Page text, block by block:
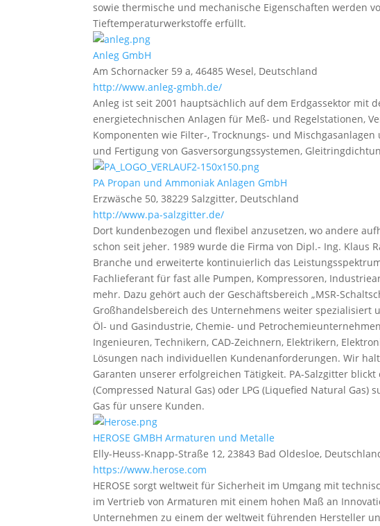
sowie thermische und mechanische Eigenschaften werden
Tieftemperaturwerkstoffe erfüllt.
Anleg GmbH
Am Schornacker 59 a, 46485 Wesel, Deutschland
http://www.anleg-gmbh.de/
Anleg ist seit 2001 hauptsächlich auf dem Erdgassektor mit
energietechnischen Anlagen für Meß- und Regelstationen,
Komponenten wie Filter-, Trocknungs- und
und Fertigung von Gasversorgungssystemen,
PA Propan und Ammoniak Anlagen GmbH
Erzwäsche 50, 38229 Salzgitter, Deutschland
http://www.pa-salzgitter.de/
Dort kundenbezogen und flexibel anzusetzen, wo andere
schon seit jeher. 1989 wurde die Firma von Dipl.- Ing.
Branche und erweiterte kontinuierlich das
Fachlieferant für fast alle Pumpen, Kompressoren,
mehr. Dazu gehört auch der Geschäftsbereich „MSR-
Großhandelsbereich des Unternehmens weiter spezialisiert
Öl- und Gasindustrie, Chemie- und
Ingenieuren, Technikern, CAD-Zeichnern, Elektrikern,
Lösungen nach individuellen Kundenanforderungen. Wir
Garanten unserer erfolgreichen Tätigkeit. PA-Salzgitter
(Compressed Natural Gas) oder LPG (Liquefied Natural
Gas für unsere Kunden.
HEROSE GMBH Armaturen und Metalle
Elly-Heuss-Knapp-Straße 12, 23843 Bad Oldesloe,
https://www.herose.com
HEROSE sorgt weltweit für Sicherheit im Umgang mit
im Vertrieb von Armaturen mit einem hohen Maß an
Unternehmen zu einem der weltweit führenden Hersteller